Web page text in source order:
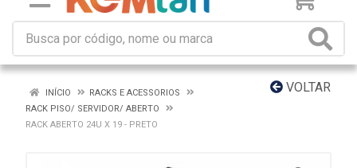
VOLTAR
INÍCIO
RACKS E ACESSORIOS
RACK PISO/ SERVIDOR/ ABERTO
RACK ABERTO 24U X 19 - PRETO